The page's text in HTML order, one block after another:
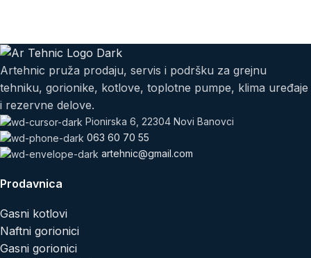
Artehnic pruža prodaju, servis i podršku za grejnu
tehniku, gorionike, kotlove, toplotne pumpe, klima uređaje
i rezervne delove.
Pionirska 6, 22304 Novi Banovci
063 60 70 55
artehnic@gmail.com
Prodavnica
Gasni kotlovi
Naftni gorionici
Gasni gorionici